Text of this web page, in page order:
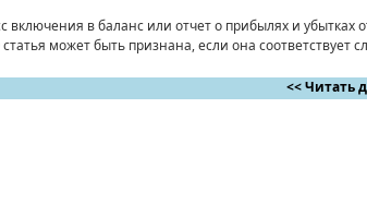
включения в баланс или отчет о прибылях и
может быть признана, если она соответствует
<< Читать